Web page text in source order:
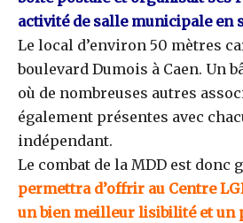
activité de salle municipale en
Le local d’environ 50 mètres
boulevard Dumois à Caen. Un
où de nombreuses autres
également présentes avec
indépendant.
Le combat de la MDD est donc
permettra d’offrir au Centre
un bien meilleur lisibilité et un